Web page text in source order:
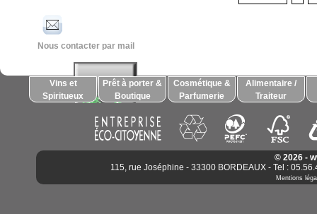
Nous contacter par mail
Vins et
Spiritueux
Prêt à porter &
Boutique
Cosmétique &
Parfumerie
Alimentaire /
Traiteur
© 2026 -
115, rue Joséphine - 33300 BORDEAUX - Tel :
Mentions